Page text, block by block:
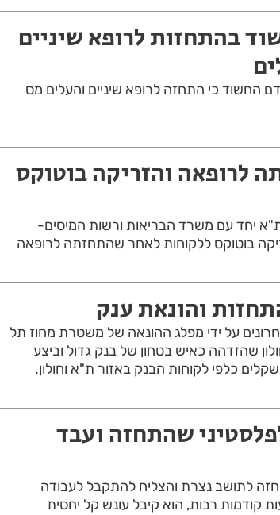
בהתחזות לרופא שיניים
החשוד כי התחזה לרופא שיניים והעלים מס
לרופאה והזריקה בוטוקס
יחד עם משרד הבריאות ורשות המיסים-
בוטוקס ללקוחות לאחר שהתחזתה לרופאה
והונאת ענק
על ידי מפלג ההונאה של משטרת מחוז תל
שהזדהה כאיש בטחון של בנק גדול וביצע
כלפי לקוחות הבנק באזור ת"א וחולון.
לפלסטיני שהתחזה ועבד
לתושב נצרת והצליח להתקבל לעבודה
קודמות רבות, הוא קיבל עונש קל יחסית